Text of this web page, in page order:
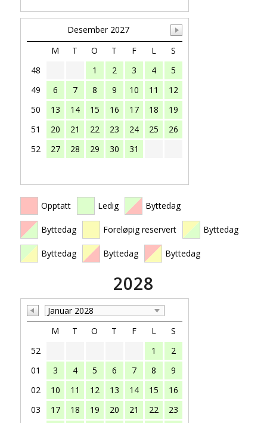
Desember 2027
M
T O T F L
S
48
1 2 3 4
5
49
6 7 8 9 10 11
12
50
13 14 15 16 17 18
19
51
20 21 22 23 24 25
26
52
27 28 29 30 31
Opptatt Ledig Byttedag
Byttedag Foreløpig reservert Byttedag
Byttedag Byttedag Byttedag
2028
Januar 2028
M
T O T F L
S
52
1
2
01
3 4 5 6 7 8
9
02
10 11 12 13 14 15
16
03
17 18 19 20 21 22
23